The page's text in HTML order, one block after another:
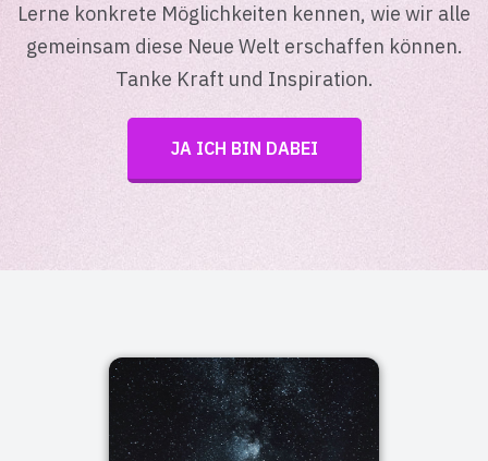
Lerne konkrete Möglichkeiten kennen, wie wir alle
gemeinsam diese Neue Welt erschaffen können.
Tanke Kraft und Inspiration.
JA ICH BIN DABEI